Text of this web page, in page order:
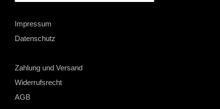
Impressum
Datenschutz
Zahlung und Versand
Widerrufsrecht
AGB